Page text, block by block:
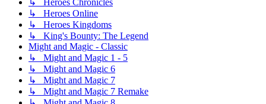
↳ Heroes Chronicles
↳ Heroes Online
↳ Heroes Kingdoms
↳ King's Bounty: The Legend
Might and Magic - Classic
↳ Might and Magic 1 - 5
↳ Might and Magic 6
↳ Might and Magic 7
↳ Might and Magic 7 Remake